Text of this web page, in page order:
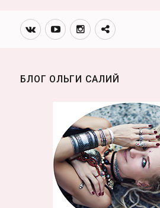
Вконтакте
YoutubeИнстаграмм
Телеграм
БЛОГ ОЛЬГИ САЛИЙ